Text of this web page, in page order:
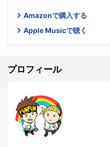
Amazonで購入する
Apple Musicで聴く
プロフィール